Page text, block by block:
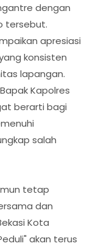
dengan
tersebut.
apresiasi
konsisten
lapangan.
Kapolres
berarti bagi
salah
tetap
dan
Kota
akan terus